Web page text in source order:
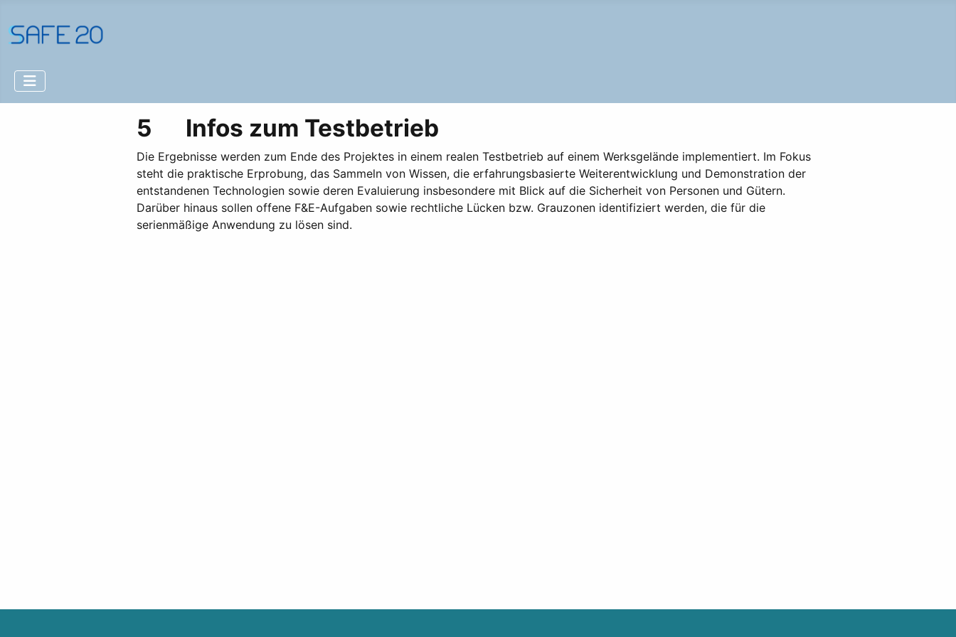
5 Infos zum Testbetrieb
Die Ergebnisse werden zum Ende des Projektes in einem realen Testbetrieb auf einem Werksgelände implementiert. Im Fokus
steht die praktische Erprobung, das Sammeln von Wissen, die erfahrungsbasierte Weiterentwicklung und Demonstration der
entstandenen Technologien sowie deren Evaluierung insbesondere mit Blick auf die Sicherheit von Personen und Gütern.
Darüber hinaus sollen offene F&E-Aufgaben sowie rechtliche Lücken bzw. Grauzonen identifiziert werden, die für die
serienmäßige Anwendung zu lösen sind.